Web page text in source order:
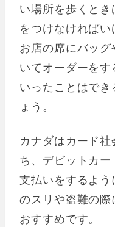
い場所を歩くと
をつけなければ
お店の席にバッ
いてオーダーを
いったことはで
ょう。
カナダはカード
ち、デビットカ
支払いをするよ
のスリや盗難の
おすすめです。